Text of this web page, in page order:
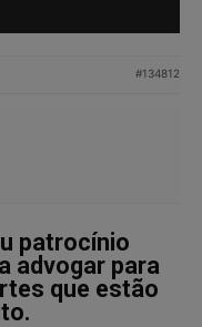
#134812
patrocínio
advogar para
que estão